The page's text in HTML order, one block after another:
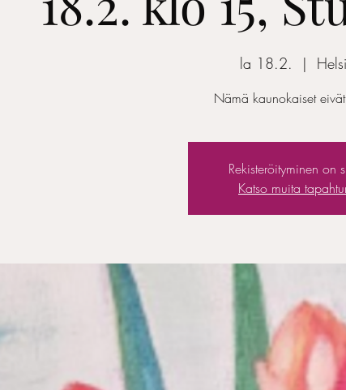
la 18.2.
  |
Nämä kaunokaiset
Rekisteröityminen on
Katso muita